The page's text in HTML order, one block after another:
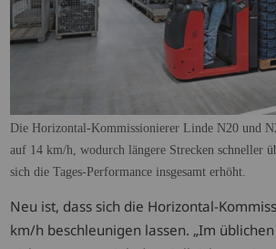
Die Horizontal-Kommissionierer Linde N20 und
auf 14 km/h, wodurch längere Strecken schneller
sich die Tages-Performance insgesamt erhöht.
Neu ist, dass sich die Horizontal-
km/h beschleunigen lassen. „Im üblichen